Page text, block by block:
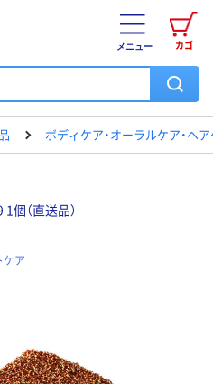
カゴ
メニュー
ボディケア・オーラルケア・ヘ
（直送品）
ケア